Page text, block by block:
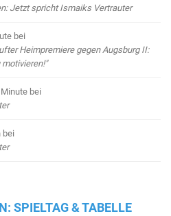
Jetzt spricht Ismaiks Vertrauter
bei
Heimpremiere gegen Augsburg II:
motivieren!"
bei
bei
SPIELTAG & TABELLE